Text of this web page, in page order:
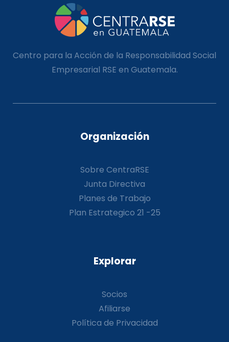
Centro para la Acción de la Responsabilidad Social
Empresarial RSE en Guatemala.
Organización
Sobre CentraRSE
Junta Directiva
Planes de Trabajo
Plan Estrategico 21 -25
Explorar
Socios
Afiliarse
Política de Privacidad